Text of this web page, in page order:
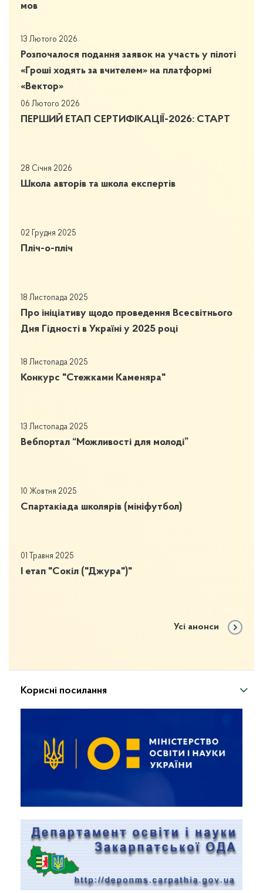
мов
13 Лютого 2026
Розпочалося подання заявок на участь у пілоті
«Гроші ходять за вчителем» на платформі
«Вектор»
06 Лютого 2026
ПЕРШИЙ ЕТАП СЕРТИФІКАЦІЇ-2026: СТАРТ
28 Січня 2026
Школа авторів та школа експертів
02 Грудня 2025
Пліч-о-пліч
18 Листопада 2025
Про ініціативу щодо проведення Всесвітнього
Дня Гідності в Україні у 2025 році
18 Листопада 2025
Конкурс "Стежками Каменяра"
13 Листопада 2025
Вебпортал “Можливості для молоді”
10 Жовтня 2025
Спартакіада школярів (мініфутбол)
01 Травня 2025
І етап "Сокіл ("Джура")"
Усі анонси
Корисні посилання